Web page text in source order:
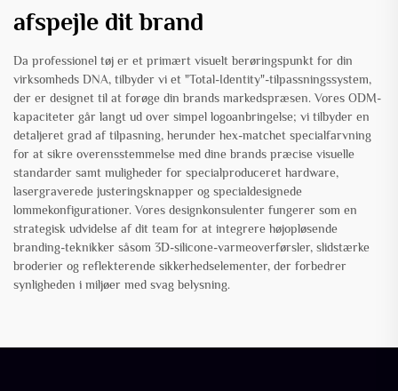
afspejle dit brand
Da professionel tøj er et primært visuelt berøringspunkt for din
virksomheds DNA, tilbyder vi et "Total-Identity"-tilpassningssystem,
der er designet til at forøge din brands markedspræsen. Vores ODM-
kapaciteter går langt ud over simpel logoanbringelse; vi tilbyder en
detaljeret grad af tilpasning, herunder hex-matchet specialfarvning
for at sikre overensstemmelse med dine brands præcise visuelle
standarder samt muligheder for specialproduceret hardware,
lasergraverede justeringsknapper og specialdesignede
lommekonfigurationer. Vores designkonsulenter fungerer som en
strategisk udvidelse af dit team for at integrere højopløsende
branding-teknikker såsom 3D-silicone-varmeoverførsler, slidstærke
broderier og reflekterende sikkerhedselementer, der forbedrer
synligheden i miljøer med svag belysning.